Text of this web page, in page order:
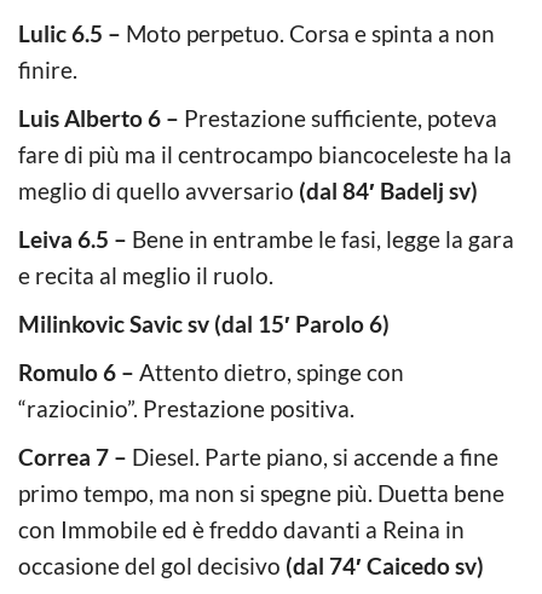
Lulic 6.5 – Moto perpetuo. Corsa e spinta a non
finire.
Luis Alberto 6 – Prestazione sufficiente, poteva
fare di più ma il centrocampo biancoceleste ha la
meglio di quello avversario (dal 84′ Badelj sv)
Leiva 6.5 – Bene in entrambe le fasi, legge la gara
e recita al meglio il ruolo.
Milinkovic Savic sv (dal 15′ Parolo 6)
Romulo 6 – Attento dietro, spinge con
“raziocinio”. Prestazione positiva.
Correa 7 – Diesel. Parte piano, si accende a fine
primo tempo, ma non si spegne più. Duetta bene
con Immobile ed è freddo davanti a Reina in
occasione del gol decisivo (dal 74′ Caicedo sv)